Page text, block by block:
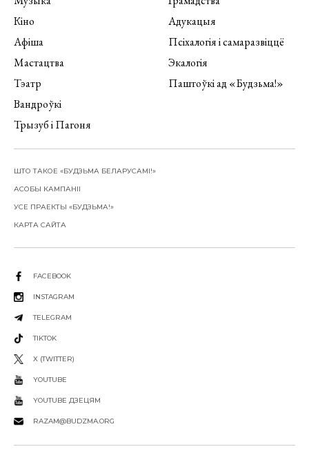
Кіно
Афіша
Мастацтва
Тэатр
Вандроўкі
Трызуб і Пагоня
Адукацыя
Псіхалогія і самаразвіццё
Экалогія
Паштоўкі ад «Будзьма!»
ШТО ТАКОЕ «БУДЗЬМА БЕЛАРУСАМІ!»
АСОБЫ КАМПАНІІ
УСЕ ПРАЕКТЫ «БУДЗЬМА!»
КАРТА САЙТА
FACEBOOK
INSTAGRAM
TELEGRAM
TIKTOK
X (TWITTER)
YOUTUBE
YOUTUBE ДЗЕЦЯМ
RAZAM@BUDZMA.ORG